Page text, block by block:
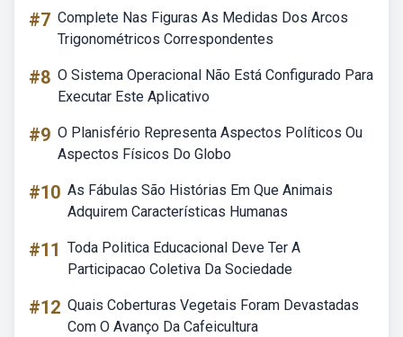
#7 Complete Nas Figuras As Medidas Dos Arcos
Trigonométricos Correspondentes
#8 O Sistema Operacional Não Está Configurado Para
Executar Este Aplicativo
#9 O Planisfério Representa Aspectos Políticos Ou
Aspectos Físicos Do Globo
#10 As Fábulas São Histórias Em Que Animais
Adquirem Características Humanas
#11 Toda Politica Educacional Deve Ter A
Participacao Coletiva Da Sociedade
#12 Quais Coberturas Vegetais Foram Devastadas
Com O Avanço Da Cafeicultura